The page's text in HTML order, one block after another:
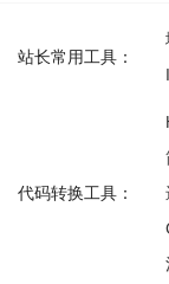
站长常用工具：
代码转换工具：